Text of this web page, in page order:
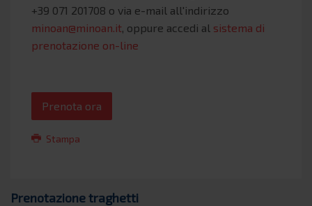
+39 071 201708 o via e-mail all'indirizzo
minoan@minoan.it, oppure accedi al sistema di
prenotazione on-line
Prenota ora
Stampa
Prenotazione traghetti